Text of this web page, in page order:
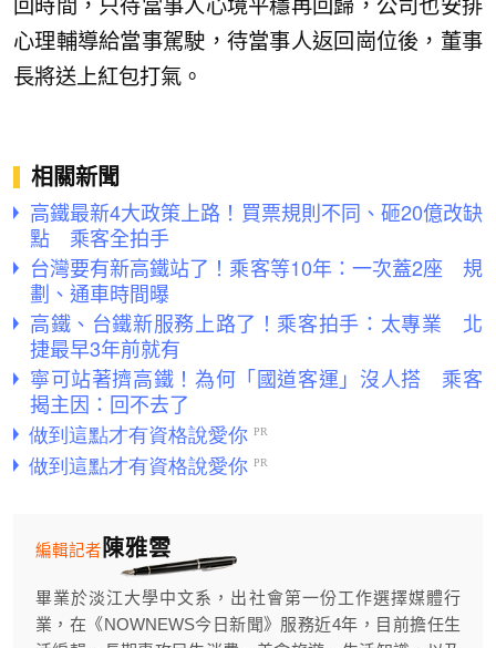
回時間，只待當事人心境平穩再回歸，公司也安排
心理輔導給當事駕駛，待當事人返回崗位後，董事
長將送上紅包打氣。
相關新聞
高鐵最新4大政策上路！買票規則不同、砸20億改缺
點 乘客全拍手
台灣要有新高鐵站了！乘客等10年：一次蓋2座 規
劃、通車時間曝
高鐵、台鐵新服務上路了！乘客拍手：太專業 北
捷最早3年前就有
寧可站著擠高鐵！為何「國道客運」沒人搭 乘客
揭主因：回不去了
陳雅雲
編輯記者
畢業於淡江大學中文系，出社會第一份工作選擇媒體行
業，在《NOWNEWS今日新聞》服務近4年，目前擔任生